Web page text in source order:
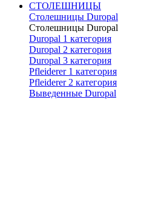
СТОЛЕШНИЦЫ
Столешницы Duropal
Столешницы Duropal
Duropal 1 категория
Duropal 2 категория
Duropal 3 категория
Pfleiderer 1 категория
Pfleiderer 2 категория
Выведенные Duropal